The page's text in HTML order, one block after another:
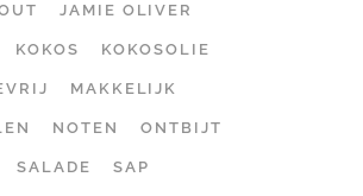
JAMIE OLIVER
KOKOS KOKOSOLIE
MAKKELIJK
NOTEN ONTBIJT
SALADE SAP